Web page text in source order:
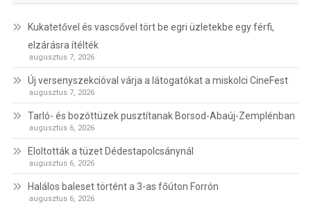
Kukatetővel és vascsővel tört be egri üzletekbe egy férfi,
elzárásra ítélték
augusztus 7, 2026
Új versenyszekcióval várja a látogatókat a miskolci CineFest
augusztus 7, 2026
Tarló- és bozóttüzek pusztítanak Borsod-Abaúj-Zemplénban
augusztus 6, 2026
Eloltották a tüzet Dédestapolcsánynál
augusztus 6, 2026
Halálos baleset történt a 3-as főúton Forrón
augusztus 6, 2026